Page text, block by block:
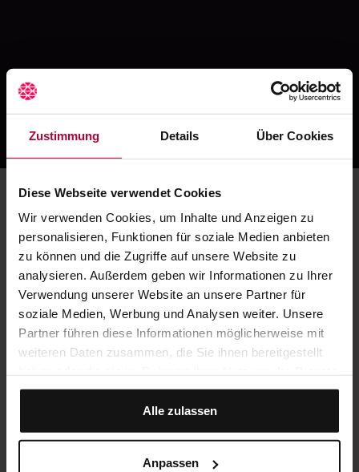
Zustimmung Details Über Cookies
Diese Webseite verwendet Cookies
Wir verwenden Cookies, um Inhalte und Anzeigen zu
personalisieren, Funktionen für soziale Medien anbieten
zu können und die Zugriffe auf unsere Website zu
analysieren. Außerdem geben wir Informationen zu Ihrer
Verwendung unserer Website an unsere Partner für
soziale Medien, Werbung und Analysen weiter. Unsere
Partner führen diese Informationen möglicherweise mit
weiteren Daten zusammen, die Sie ihnen bereitgestellt
gesammelt haben.
Alle zulassen
Anpassen
Praxisführung
Praxismarketing
Personalgewinnung
...finden Sie so nur hier!